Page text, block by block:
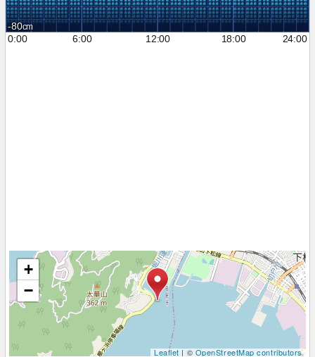
-80
0:00
6:00 12:00 18:00 24:00
+
−
Leaflet| ©OpenStreetMap contributors